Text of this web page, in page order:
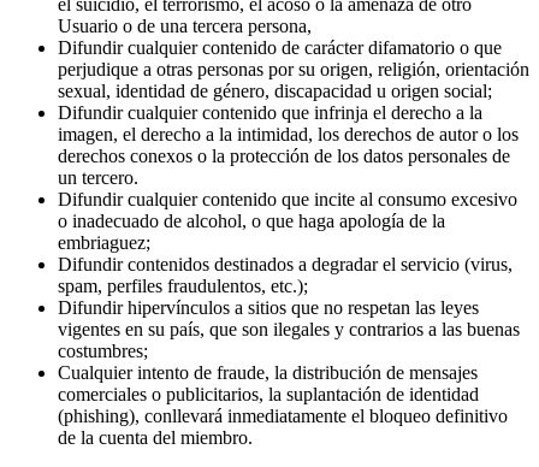
el suicidio, el terrorismo, el acoso o la amenaza de otro
Usuario o de una tercera persona,
Difundir cualquier contenido de carácter difamatorio o que
perjudique a otras personas por su origen, religión, orientación
sexual, identidad de género, discapacidad u origen social;
Difundir cualquier contenido que infrinja el derecho a la
imagen, el derecho a la intimidad, los derechos de autor o los
derechos conexos o la protección de los datos personales de
un tercero.
Difundir cualquier contenido que incite al consumo excesivo
o inadecuado de alcohol, o que haga apología de la
embriaguez;
Difundir contenidos destinados a degradar el servicio (virus,
spam, perfiles fraudulentos, etc.);
Difundir hipervínculos a sitios que no respetan las leyes
vigentes en su país, que son ilegales y contrarios a las buenas
costumbres;
Cualquier intento de fraude, la distribución de mensajes
comerciales o publicitarios, la suplantación de identidad
(phishing), conllevará inmediatamente el bloqueo definitivo
de la cuenta del miembro.